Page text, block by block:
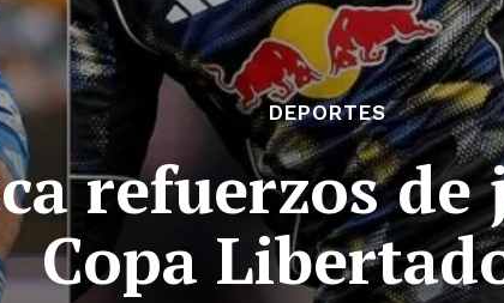
DEPORTES
refuerzos
Copa